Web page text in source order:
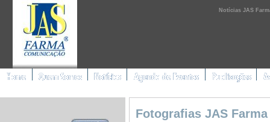
Notícias JAS
Fotografias JAS